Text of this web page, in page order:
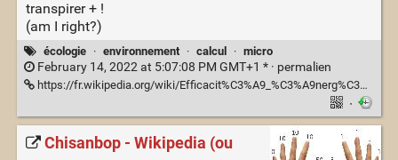
transpirer + !
(am I right?)
écologie · environnement · calcul · micro
February 14, 2022 at 5:07:08 PM GMT+1 * · permalien
https://fr.wikipedia.org/wiki/Efficacit%C3%A9_%C3%A9nerg%C3%A9tique_dans_les_transports
·
Chisanbop - Wikipedia (ou